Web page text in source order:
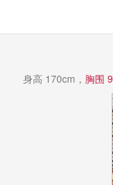
身高 170cm， 胸围